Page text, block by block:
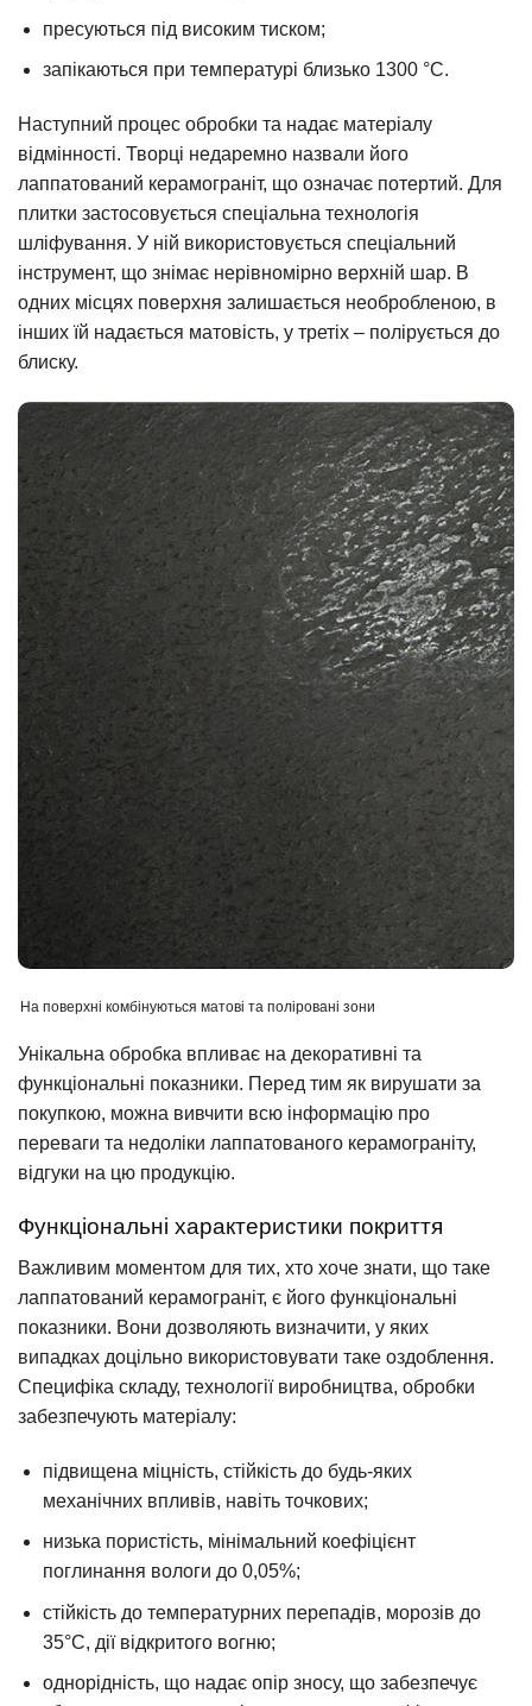
пресуються під високим тиском;
запікаються при температурі близько 1300 °C.
Наступний процес обробки та надає матеріалу
відмінності. Творці недаремно назвали його
лаппатований керамограніт, що означає потертий. Для
плитки застосовується спеціальна технологія
шліфування. У ній використовується спеціальний
інструмент, що знімає нерівномірно верхній шар. В
одних місцях поверхня залишається необробленою, в
інших їй надається матовість, у третіх – полірується до
блиску.
На поверхні комбінуються матові та поліровані зони
Унікальна обробка впливає на декоративні та
функціональні показники. Перед тим як вирушати за
покупкою, можна вивчити всю інформацію про
переваги та недоліки лаппатованого керамограніту,
відгуки на цю продукцію.
Функціональні характеристики покриття
Важливим моментом для тих, хто хоче знати, що таке
лаппатований керамограніт, є його функціональні
показники. Вони дозволяють визначити, у яких
випадках доцільно використовувати таке оздоблення.
Специфіка складу, технології виробництва, обробки
забезпечують матеріалу:
підвищена міцність, стійкість до будь-яких
механічних впливів, навіть точкових;
низька пористість, мінімальний коефіцієнт
поглинання вологи до 0,05%;
стійкість до температурних перепадів, морозів до
35°C, дії відкритого вогню;
однорідність, що надає опір зносу, що забезпечує